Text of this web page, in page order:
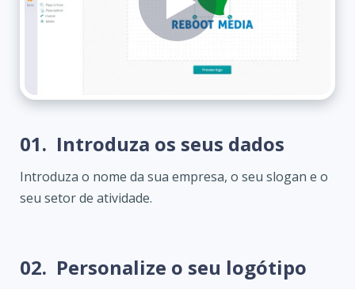
01. Introduza os seus dados
Introduza o nome da sua empresa, o seu slogan e o
seu setor de atividade.
02. Personalize o seu logótipo